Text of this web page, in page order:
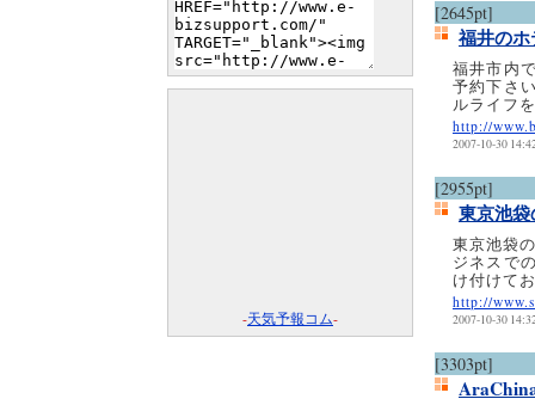
[2645pt]
福井の
福井市内
予約下さ
ルライフ
http://
2007-10-30
[2955pt]
東京池
東京池袋
ジネスで
け付けて
http://
2007-10-30
[3303pt]
-天気予報コム-